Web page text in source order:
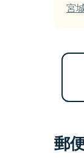
宮
郵